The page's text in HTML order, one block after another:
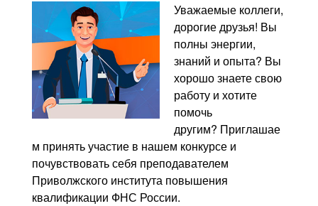
Контакты
Блог
Уважаемые коллеги,
дорогие друзья! Вы
полны энергии,
знаний и опыта? Вы
хорошо знаете свою
работу и хотите
помочь
другим? Приглашае
м принять участие в нашем конкурсе и
почувствовать себя преподавателем
Приволжского института повышения
квалификации ФНС России.